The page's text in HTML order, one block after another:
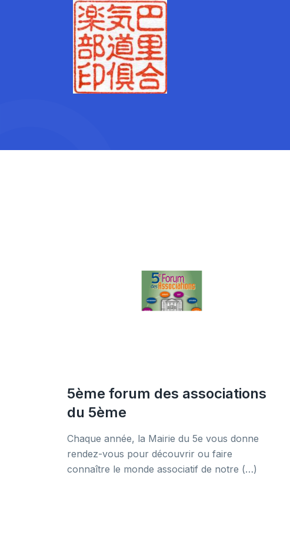
5ème forum des associations
du 5ème
Chaque année, la Mairie du 5e vous donne
rendez-vous pour découvrir ou faire
connaître le monde associatif de notre (…)